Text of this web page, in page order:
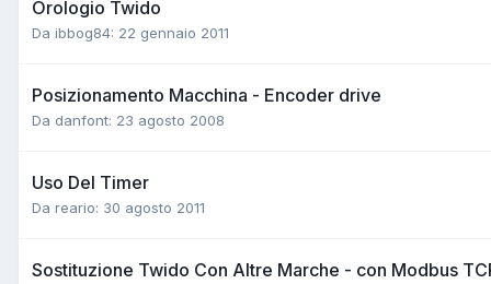
Orologio Twido
Da ibbog84: 22 gennaio 2011
Posizionamento Macchina - Encoder drive
Da danfont: 23 agosto 2008
Uso Del Timer
Da reario: 30 agosto 2011
Sostituzione Twido Con Altre Marche - con Modbus